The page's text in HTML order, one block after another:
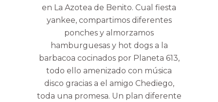
en La Azotea de Benito. Cual fiesta
yankee, compartimos diferentes
ponches y almorzamos
hamburguesas y hot dogs a la
barbacoa cocinados por Planeta 613,
todo ello amenizado con música
disco gracias a el amigo Chediego,
toda una promesa. Un plan diferente